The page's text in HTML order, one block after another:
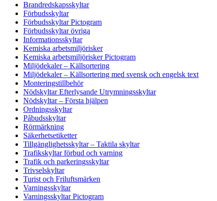
Brandredskapsskyltar
Förbudsskyltar
Förbudsskyltar Pictogram
Förbudsskyltar övriga
Informationsskyltar
Kemiska arbetsmiljörisker
Kemiska arbetsmiljörisker Pictogram
Miljödekaler – Källsortering
Miljödekaler – Källsortering med svensk och engelsk text
Monteringstillbehör
Nödskyltar Efterlysande Utrymningsskyltar
Nödskyltar – Första hjälpen
Ordningsskyltar
Påbudsskyltar
Rörmärkning
Säkerhetsetiketter
Tillgänglighetsskyltar – Taktila skyltar
Trafikskyltar förbud och varning
Trafik och parkeringsskyltar
Trivselskyltar
Turist och Friluftsmärken
Varningsskyltar
Varningsskyltar Pictogram